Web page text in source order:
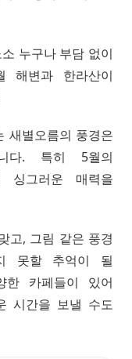
누구나 부담 없이
해변과 한라산이
새별오름의 풍경은
다. 특히 5월의
싱그러운 매력을
고, 그림 같은 풍경
못할 추억이 될
한 카페들이 있어
시간을 보낼 수도